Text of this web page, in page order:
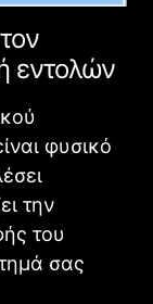
εντολών
φυσικό
την
του
σας